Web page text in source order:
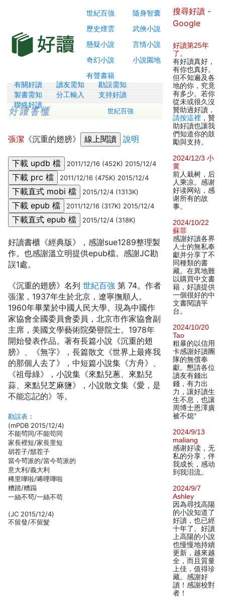
世紀百強
隨身智囊
歷史煙雲
武俠小說
懸疑小說
言情小說
奇幻小說
小說園地
有聲書籍
有關好讀 讀友需知
勘誤需知
製書需知
分工輸入
支持好讀
聯絡好讀
世紀百強
張潔 《沉重的翅膀》 說明
2011/12/16 (452K) 2015/12/4
2011/12/16 (475K) 2015/12/4
2015/12/4 (1313K)
2011/12/16 (317K) 2015/12/4
2015/12/4 (318K)
好讀書櫃《經典版》，感謝sue1289整理製
作。也感謝溫立明提供epub檔。感謝JC勘
誤1處。
《沉重的翅膀》名列 世紀百強第 74。作者
張潔，1937年生於北京，遼寧撫順人。
1960年畢業於中國人民大學。現為中國作
家協會全國委員會委員，北京市作家協會副
主席，美國文學藝術院榮譽院士。1978年
開始發表作品。著有長篇小說《沉重的翅
膀》、《無字》，長篇散文《世界上最疼我
的那個人去了》，中短篇小說集《方舟》、
《祖母綠》，小說集《來點兒蔥、來點兒
蒜、來點兒芝麻鹽》，小說散文集《愛，是
不能忘記的》等。
勘誤表 ：
(mPDB 2015/12/4)
不能茍同/不能苟同
家長裡短/家長里短
胡茬子/鬍茬子
當今茍派的/當今苟派的
意大利/義大利
稀里嘩啦/唏哩嘩啦
糟踏/糟蹋
一絲不茍/一絲不苟
(JC 2015/12/4)
不留發/不留髮
搜尋好讀 -
Google
好讀第25年
了 。
有好讀真好，
有你也真好。
但不知遍及各
地的你，究竟
有多少。若你
從未或很久沒
贊助過好讀，
請按這裡 ，贊
助好讀也讓我
們知道你的鼓
勵與支持。
2024/12/3 小
黄
前人栽树，后
人乘凉。感谢
好读网站，感
谢所有的故
事。
2024/10/22
蘇菲
感謝好讀各界
人士的無私奉
獻并分享了不
同種類的書
藏。在異地難
以購買中文書
籍，好讀提供
一個很好的中
文書閱讀平
台。
2024/10/20
Tao
粗暴的以信用
卡感謝好讀團
隊的無償奉
獻。懇請各位
讀友有錢出
錢，有力出
力，讓好讀生
生不息，也讓
周博士恩澤廣
被不熄°
2024/9/13
maliang
感谢好读，无
私的分享，伴
我成长，感动
到我泪流。
2024/9/7
Ashley
因為尋找高陽
的小說知道了
好讀，也已經
十年了。好讀
上高陽的小說
也慢慢地持續
更新，越來越
全，而且質量
上佳，值得珍
藏。感謝好
讀！感謝校對
者！